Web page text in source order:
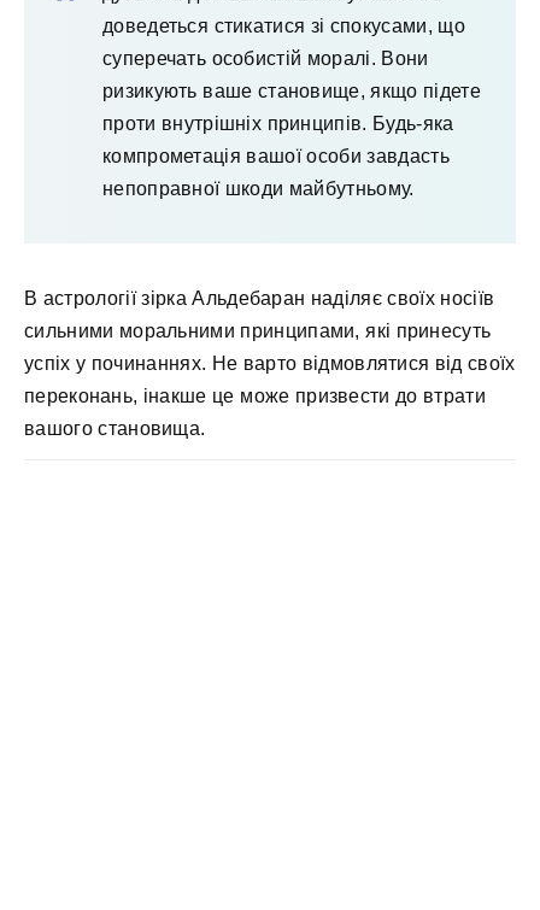
доведеться стикатися зі спокусами, що
суперечать особистій моралі. Вони
ризикують ваше становище, якщо підете
проти внутрішніх принципів. Будь-яка
компрометація вашої особи завдасть
непоправної шкоди майбутньому.
В астрології зірка Альдебаран наділяє своїх носіїв
сильними моральними принципами, які принесуть
успіх у починаннях. Не варто відмовлятися від своїх
переконань, інакше це може призвести до втрати
вашого становища.